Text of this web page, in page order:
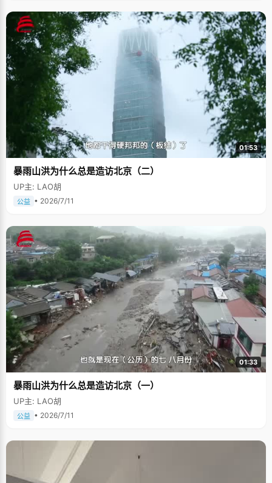
01:53
暴雨山洪为什么总是造访北京（二）
UP主: LAO胡
公益 • 2026/7/11
01:33
暴雨山洪为什么总是造访北京（一）
UP主: LAO胡
公益 • 2026/7/11